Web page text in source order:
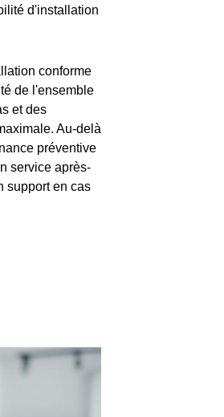
d'installation
conforme
de l'ensemble
et des
Au-delà
préventive
service après-
support en cas